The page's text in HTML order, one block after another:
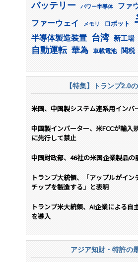
バッテリー パワー半導体 ファ
ファーウェイ メモリ ロボット
半導体製造装置 台湾 新工場
自動運転 華為 車載電池 関税
【特集】トランプ2.0
米国、中国製システム連系用インバ
中国製インバーター、米FCCが輸
に先行して禁止
中国財政部、46社の米国企業製品の
トランプ大統領、「アップルがイ
チップを製造する」と表明
トランプ米大統領、AI企業による自
を導入
アジア知財・特許の